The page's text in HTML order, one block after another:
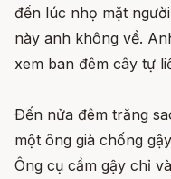
đến lúc nhọ mặt
này anh không về.
xem ban đêm cây tự
Ðến nửa đêm trăng
một ông già chống
Ông cụ cầm gậy chỉ